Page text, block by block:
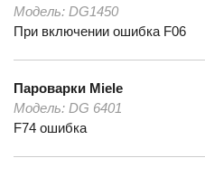
Модель: DG1450
При включении ошибка F06
Пароварки Miele
Модель: DG 6401
F74 ошибка